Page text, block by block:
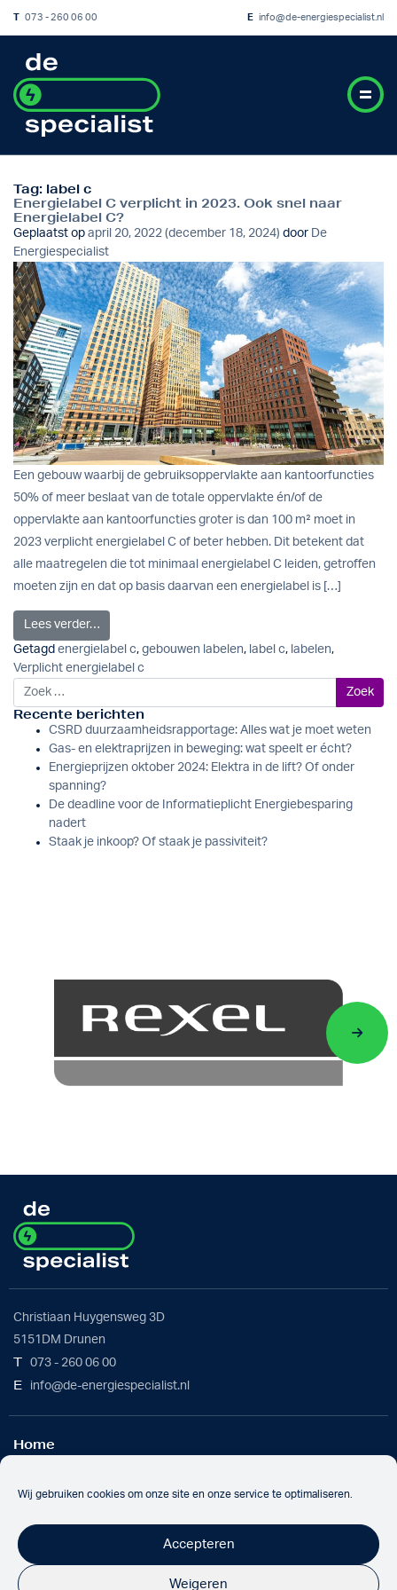
Wij gebruiken cookies om onze site en onze service te optimaliseren.
Accepteren
Weigeren
073 - 260 06 00 E info@de-energiespecialist.nl
Tag: label c
Energielabel C verplicht in 2023. Ook snel naar
Energielabel C?
Geplaatst op april 20, 2022 (december 18, 2024) door De
Energiespecialist
Een gebouw waarbij de gebruiksoppervlakte aan kantoorfuncties
50% of meer beslaat van de totale oppervlakte én/of de
oppervlakte aan kantoorfuncties groter is dan 100 m² moet in
2023 verplicht energielabel C of beter hebben. Dit betekent dat
alle maatregelen die tot minimaal energielabel C leiden, getroffen
moeten zijn en dat op basis daarvan een energielabel is […]
Lees verder…from Energielabel C verplicht in 2023. Ook snel naar
Getagd energielabel c, gebouwen labelen, label c, labelen,
Verplicht energielabel c
Zoek naar:
Recente berichten
CSRD duurzaamheidsrapportage: Alles wat je moet weten
Gas- en elektraprijzen in beweging: wat speelt er écht?
Energieprijzen oktober 2024: Elektra in de lift? Of onder
spanning?
De deadline voor de Informatieplicht Energiebesparing
nadert
Staak je inkoop? Of staak je passiviteit?
Christiaan Huygensweg 3D
5151DM Drunen
T 073 - 260 06 00
E info@de-energiespecialist.nl
Home
Batterijoplossing
Nieuws
Werken bij
Contact